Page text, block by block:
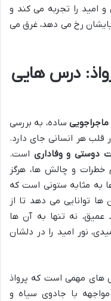
را تجربه می کند و
رخ می دهد، غرق می
درس هایی
ساده، به بررسی
قلب هر انسانی جای دارد.
دوستی و وفاداری است.
خطرات و چالش ها، هرگز
به مثابه ستونی است که
توانایی می دهد تا از
عمیق، نه تنها به آن ها
نور امید را در دلشان
های مهمی است که پرواذ
با جادوی سیاه و